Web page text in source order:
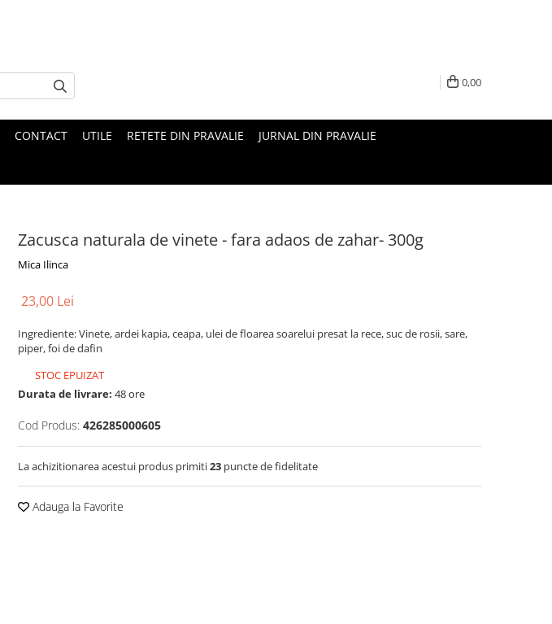
0,00
CONTACT UTILE RETETE DIN PRAVALIE JURNAL DIN PRAVALIE
Zacusca naturala de vinete - fara adaos de zahar- 300g
Mica Ilinca
23,00 Lei
Ingrediente: Vinete, ardei kapia, ceapa, ulei de floarea soarelui presat la rece, suc de rosii, sare,
piper, foi de dafin
STOC EPUIZAT
Durata de livrare: 48 ore
Cod Produs: 426285000605
La achizitionarea acestui produs primiti23 puncte de fidelitate
Adauga la Favorite